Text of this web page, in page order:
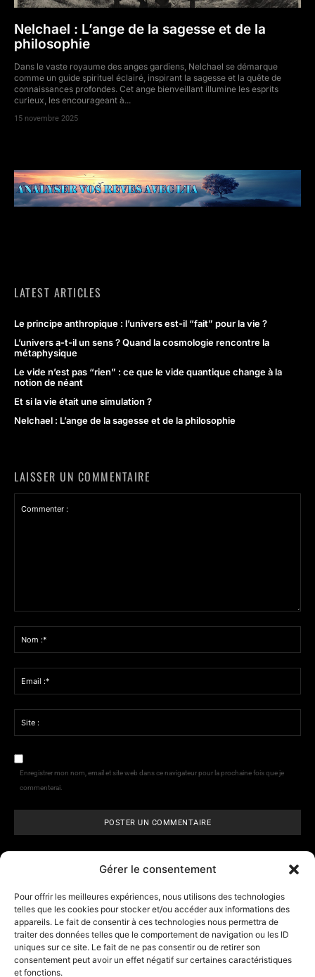
Gérer le consentement
Pour offrir les meilleures expériences, nous utilisons des technologies
telles que les cookies pour stocker et/ou accéder aux informations des
appareils. Le fait de consentir à ces technologies nous permettra de
traiter des données telles que le comportement de navigation ou les ID
uniques sur ce site. Le fait de ne pas consentir ou de retirer son
consentement peut avoir un effet négatif sur certaines caractéristiques
et fonctions.
Nelchael : L’ange de la sagesse et de la
philosophie
Dans le vaste royaume des anges gardiens, Nelchael se démarque
comme un guide spirituel éclairé, inspirant la sagesse et la quête de
connaissances profondes. Cet ange bienveillant illumine les esprits
curieux, les encourageant à...
15 novembre 2025
LATEST ARTICLES
Le principe anthropique : l’univers est-il “fait” pour la vie ?
L’univers a-t-il un sens ? Quand la cosmologie rencontre la
métaphysique
Le vide n’est pas “rien” : ce que le vide quantique change à la
notion de néant
Et si la vie était une simulation ?
Nelchael : L’ange de la sagesse et de la philosophie
LAISSER UN COMMENTAIRE
:
Enregistrer mon nom, email et site web dans ce navigateur pour la prochaine fois que je
commenterai.
ARCANE VISIONS- Tarologie,
numérologie et
horoscope